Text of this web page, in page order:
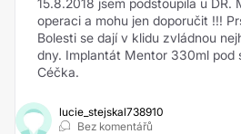
15.8.2018 jsem podstoupila u DR.
operaci a mohu jen doporučit !!!
Bolesti se dají v klidu zvládnou
dny. Implantát Mentor 330ml pod
Céčka.
lucie_stejskal738910
Bez komentářů